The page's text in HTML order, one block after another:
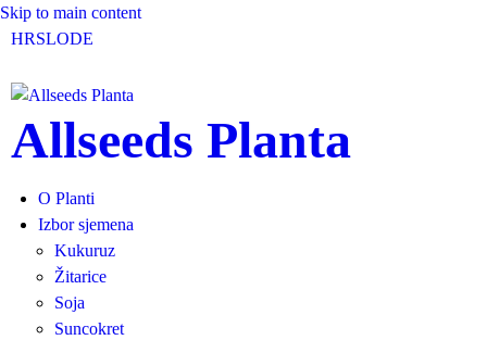
Skip to main content
HRSLODE
Allseeds Planta
O Planti
Izbor sjemena
Kukuruz
Žitarice
Soja
Suncokret